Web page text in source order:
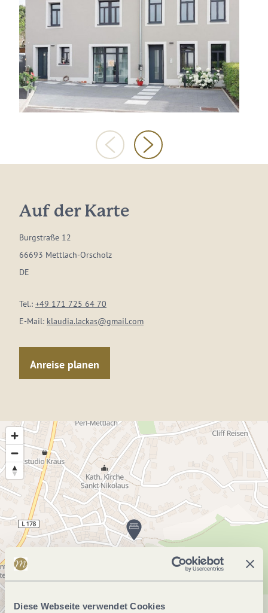
Diese Webseite verwendet Cookies
Auf der Karte
Burgstraße 12
66693 Mettlach-Orscholz
DE
Tel.: +49 171 725 64 70
E-Mail: klaudia.lackas@gmail.com
Anreise planen